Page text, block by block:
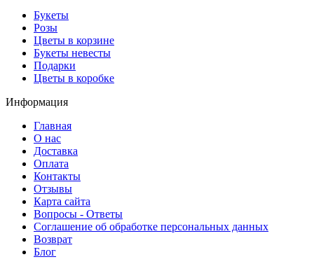
Букеты
Розы
Цветы в корзине
Букеты невесты
Подарки
Цветы в коробке
Информация
Главная
О нас
Доставка
Оплата
Контакты
Отзывы
Карта сайта
Вопросы - Ответы
Соглашение об обработке персональных данных
Возврат
Блог